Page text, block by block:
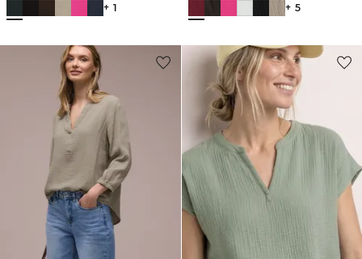
+ 1 + 5